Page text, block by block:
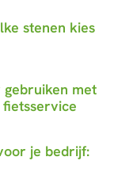
stenen kies
gebruiken met
je bedrijf: